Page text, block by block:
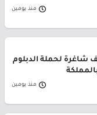
منذ يومين
شاغرة لحملة الدبلوم
منذ يومين